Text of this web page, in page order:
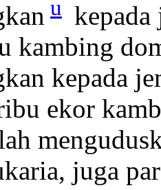
u kepada
kambing
kepada
ekor
juga